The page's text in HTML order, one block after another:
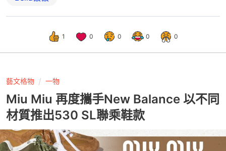
1 0 0 0 0
藝文格物 一物
Miu Miu 再度攜手New Balance 以不同
材質推出530 SL聯乘鞋款